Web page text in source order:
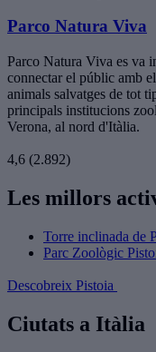
Parco Natura Viva
Parco Natura Viva es va
connectar el públic amb
animals salvatges de tot
principals institucions
Verona, al nord d'Itàlia.
4,6 (2.892)
Les millors
Torre inclinada de
Parc Zoològic
Descobreix Pistoia
Ciutats a Itàlia